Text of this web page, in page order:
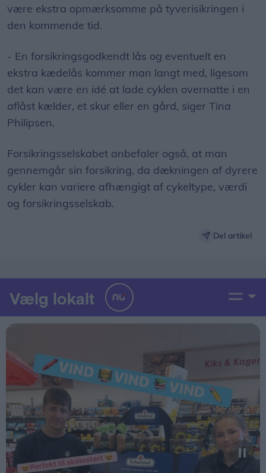
være ekstra opmærksomme på tyverisikringen i
den kommende tid.
- En forsikringsgodkendt lås og eventuelt en
ekstra kædelås kommer man langt med, ligesom
det kan være en idé at lade cyklen overnatte i en
aflåst kælder, et skur eller en gård, siger Tina
Philipsen.
Forsikringsselskabet anbefaler også, at man
gennemgår sin forsikring, da dækningen af dyrere
cykler kan variere afhængigt af cykeltype, værdi
og forsikringsselskab.
Del artikel